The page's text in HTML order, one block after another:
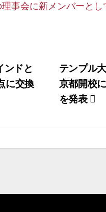
事会に新メンバーと
テンプル
京都開校
を発表
ンドと
に交換